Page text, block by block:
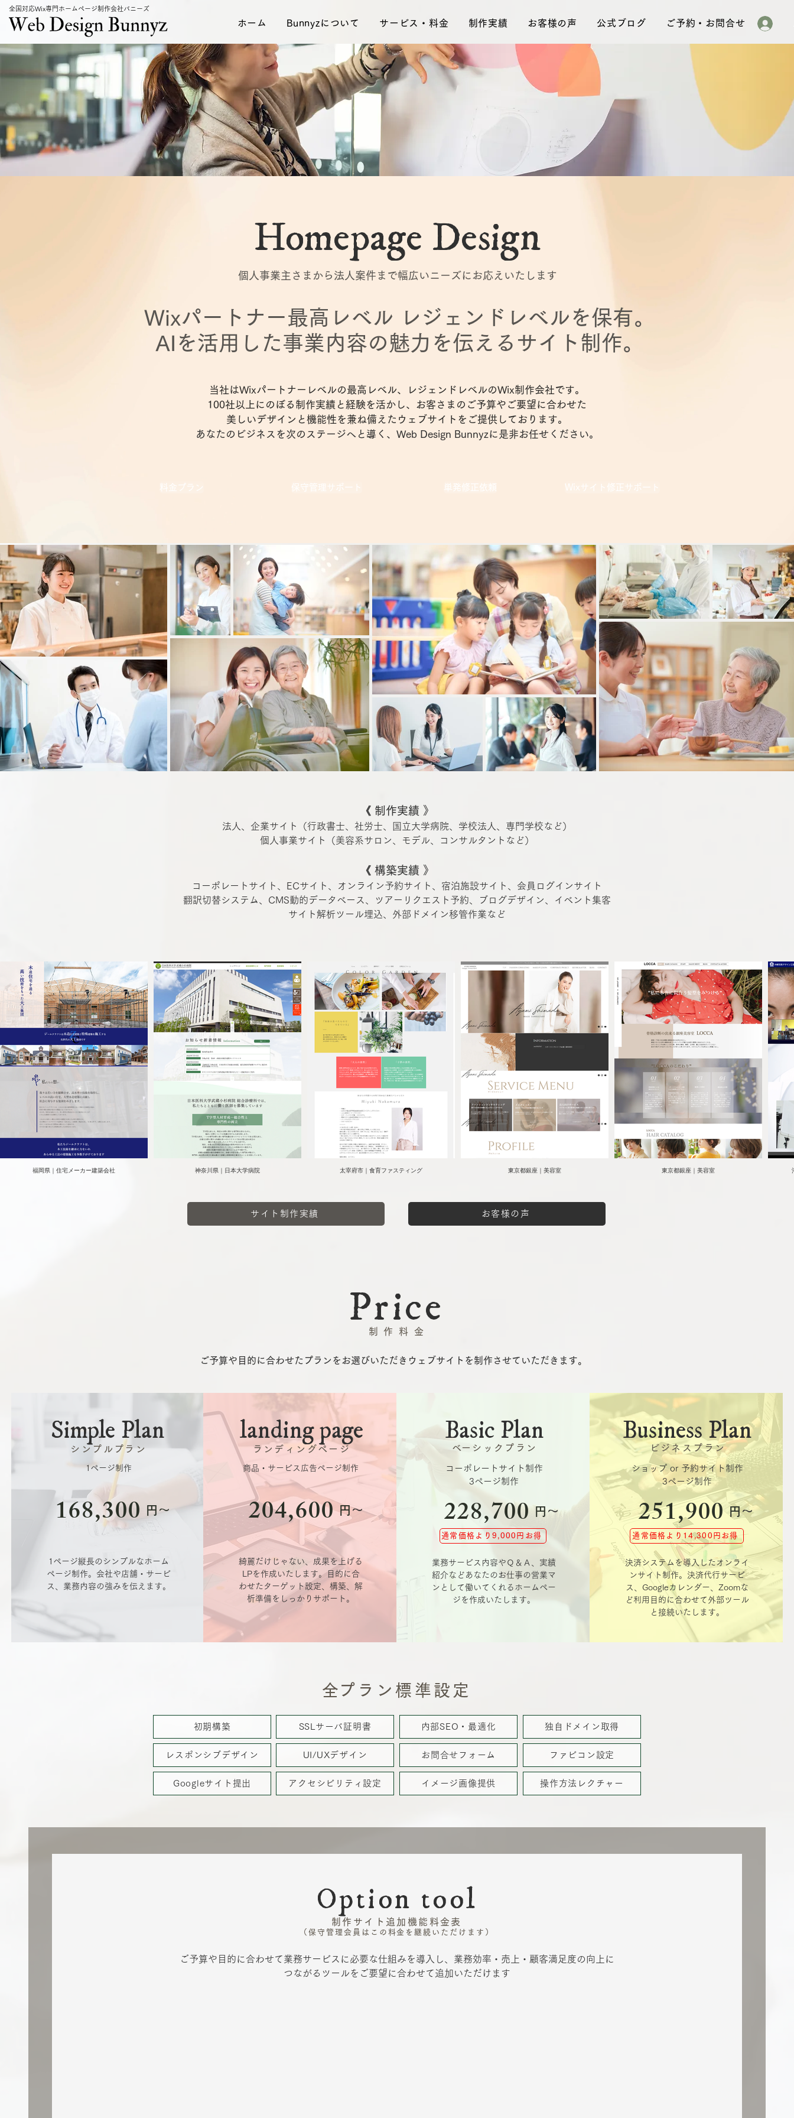
全国対応Wix専門ホームページ制作会社バニーズ
ホーム Bunnyzについて サービス・料金 制作実績 お客様の声 公式ブログ ご予約・お問合せ
Homepage Design
個人事業主さまから法人案件まで幅広いニーズにお応えいたします
Wixパートナー最高レベル レジェンドレベルを保有。
AIを活用した事業内容の魅力を伝えるサイト制作。
当社はWixパートナーレベルの最高レベル、レジェンドレベルのWix制作会社です。
100社以上にのぼる制作実績と経験を活かし、お客さまのご予算やご要望に合わせた
美しいデザインと機能性を兼ね備えたウェブサイトをご提供しております。
あなたのビジネスを次のステージへと導く、Web Design Bunnyzに是非お任せください。
料金プラン 保守管理サポート 単発修正依頼 Wixサイト修正サポート
《 制作実績 》
法人、企業サイト（行政書士、社労士、国立大学病院、学校法人、専門学校など）
個人事業サイト（美容系サロン、モデル、コンサルタントなど）
《 構築実績 》
コーポレートサイト、ECサイト、オンライン予約サイト、宿泊施設サイト、会員ログインサイト
翻訳切替システム、CMS動的データベース、ツアーリクエスト予約、ブログデザイン、イベント集客
​サイト解析ツール埋込、外部ドメイン移管作業など
福岡県｜住宅メーカー建築会社 神奈川県｜日本大学病院 太宰府市｜食育ファスティング 東京都銀座｜美容室 東京都銀座｜美容室
サイト制作実績 お客様の声
制 作 料 金
Price
ご予算や目的に合わせたプランをお選びいただきウェブサイトを制作させていただきます​。
Simple Plan
シンプルプラン
1ページ制作
168,300 円～
1ページ縦長のシンプルなホーム
ページ制作。会社や店舗・サービ
ス、業務内容の強みを伝えます。
landing page
ランディングページ
​商品・サービス広告ページ制作
204,600 円～
綺麗だけじゃない、成果を上げる
LPを作成いたします。目的に合
わせたターゲット設定、構築、解
析準備をしっかりサポート。
Basic Plan
​ベーシックプラン
コーポレートサイト制作
​3ページ制作
228,700 円～
通常価格より9,000円お得
業務サービス内容やＱ＆Ａ、実績
紹介などあなたのお仕事の営業マ
ンとして働いてくれるホームペー
ジを作成いたします。
Business Plan
ビジネスプラン
ショップ or 予約サイト制作
​3ページ制作
251,900 円～
通常価格より14,300円お得
決済システムを導入したオンライ
ンサイト制作。決済代行サービ
ス、Googleカレンダー、Zoomな
ど利用目的に合わせて外部ツール
と接続いたします。
​全プラン標準設定
初期構築 SSLサーバ証明書 内部SEO・最適化 独自ドメイン取得
レスポンシブデザイン UI/UXデザイン お問合せフォーム ファビコン設定
Googleサイト提出 アクセシビリティ設定 イメージ画像提供 操作方法レクチャー
Option tool
制作サイト追加機能料金表
（保守管理会員はこの料金を継続いただけます）
ご予算や目的に合わせて業務サービスに必要な仕組みを導入し、業務効率・売上・顧客満足度の向上に
つながるツールをご要望に合わせて追加いただけます